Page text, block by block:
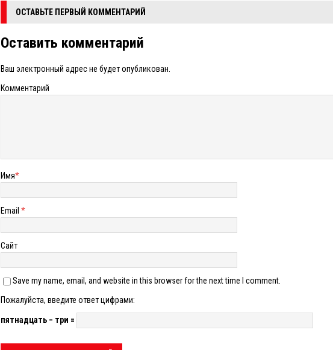
ОСТАВЬТЕ ПЕРВЫЙ КОММЕНТАРИЙ
Оставить комментарий
Ваш электронный адрес не будет опубликован.
Комментарий
Имя*
Email *
Сайт
Save my name, email, and website in this browser for the next time I comment.
Пожалуйста, введите ответ цифрами:
пятнадцать − три =